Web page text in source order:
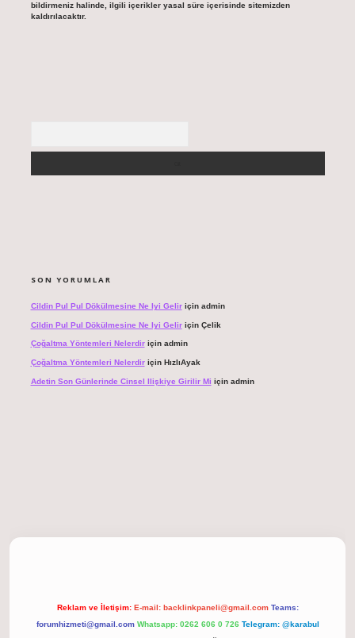
bildirmeniz halinde, ilgili içerikler yasal süre içerisinde sitemizden
kaldırılacaktır.
SON YORUMLAR
Cildin Pul Pul Dökülmesine Ne Iyi Geliriçin admin
Cildin Pul Pul Dökülmesine Ne Iyi Geliriçin Çelik
Çoğaltma Yöntemleri Nelerdiriçin admin
Çoğaltma Yöntemleri Nelerdiriçin HızlıAyak
Adetin Son Günlerinde Cinsel Ilişkiye Girilir Mi için admin
Reklam ve İletişim: E-mail: backlinkpaneli@gmail.com Teams:
forumhizmeti@gmail.com Whatsapp: 0262 606 0 726 Telegram: @karabul